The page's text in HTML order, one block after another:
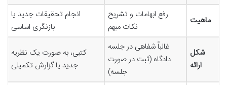
ماهیت
رفع ابهامات و تشریح
نکات مبهم
انجام تحقیقات جدید یا
بازنگری اساسی
شکل
ارائه
غالباً شفاهی در جلسه
دادگاه (ثبت در صورت
جلسه)
کتبی، به صورت یک نظریه
جدید یا گزارش تکمیلی